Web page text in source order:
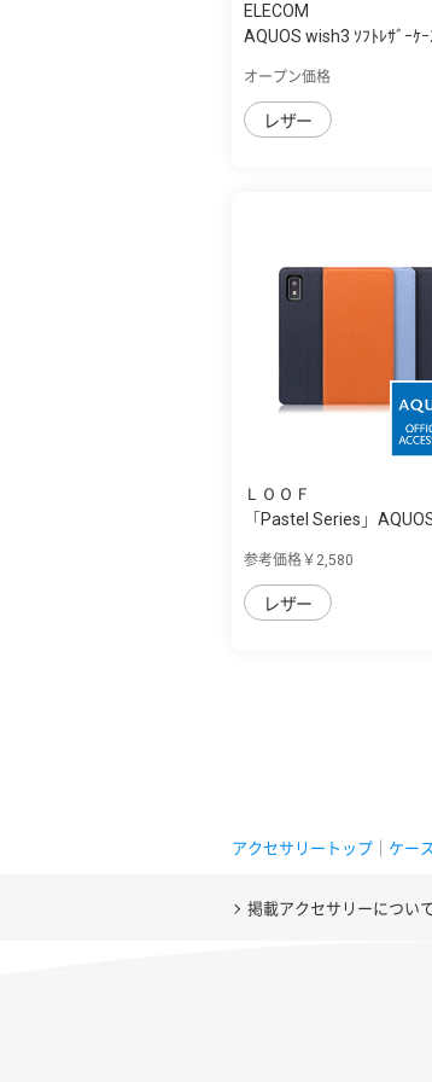
ELECOM
AQUOS wish3 ｿﾌﾄﾚｻﾞｰｹ
オープン価格
レザー
ＬＯＯＦ
「Pastel Series」
参考価格￥2,580
レザー
アクセサリートップ ケース
掲載アクセサリーについ